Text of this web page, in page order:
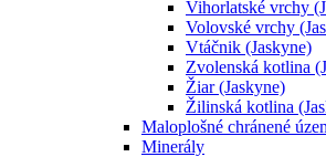
Vihorlatské vrchy
Volovské vrchy
Vtáčnik (Jaskyne)
Zvolenská kotlina
Žiar (Jaskyne)
Žilinská kotlina
Maloplošné chránené
Minerály